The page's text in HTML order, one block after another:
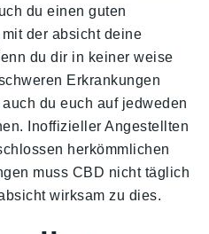
du einen guten
der absicht deine
du dir in keiner weise
Erkrankungen
du euch auf jedweden
Inoffizieller Angestellten
herkömmlichen
muss CBD nicht täglich
wirksam zu dies.